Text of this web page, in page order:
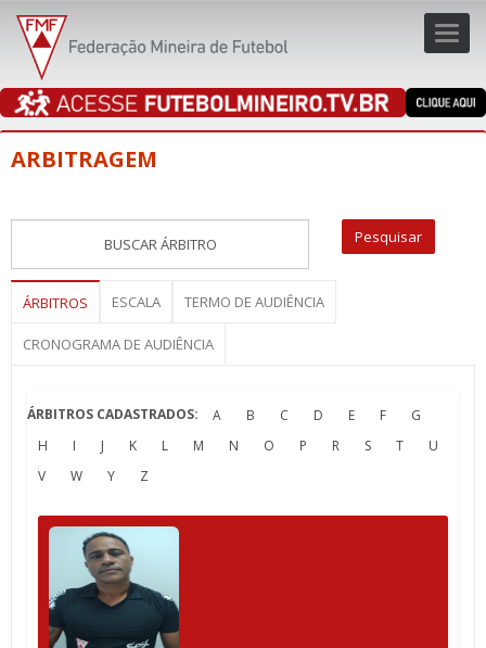
ARBITRAGEM
ÁRBITROS ESCALA TERMO DE AUDIÊNCIA
CRONOGRAMA DE AUDIÊNCIA
ÁRBITROS CADASTRADOS: A B C D E F
G
H
I J K L M N O P R S T
U
V
W Y Z